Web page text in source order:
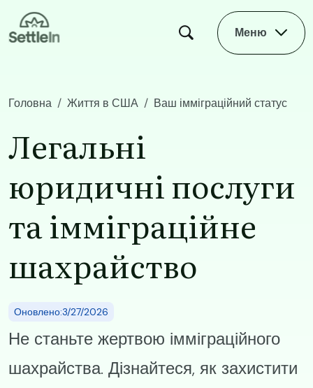
Skip to main content
Меню
Головна Життя в США
Ваш імміграційний статус
​​Легальні
юридичні послуги
та імміграційне
шахрайство​
Оновлено:3/27/2026
Не станьте жертвою імміграційного
шахрайства. Дізнайтеся, як захистити